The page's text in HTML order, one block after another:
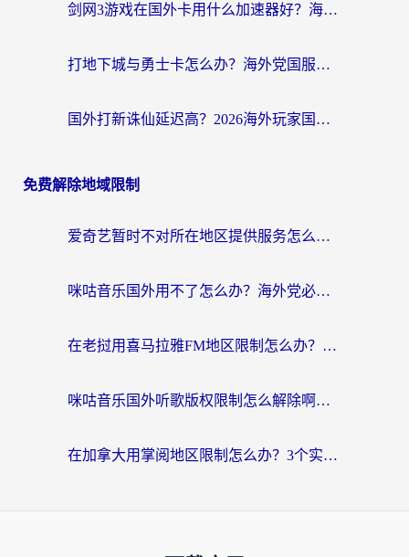
剑网3游戏在国外卡用什么加速器好？海外党亲测有效的国服游戏加速指南
打地下城与勇士卡怎么办？海外党国服游戏加速终极指南（附北美欧洲实测）
国外打新诛仙延迟高？2026海外玩家国服游戏加速器终极指南（附天龙八部闪耀暖暖实测）
免费解除地域限制
爱奇艺暂时不对所在地区提供服务怎么办？海外党亲测有效的追剧解决方案
咪咕音乐国外用不了怎么办？海外党必备的国内内容访问全攻略
在老挝用喜马拉雅FM地区限制怎么办？海外党亲测有效的回国加速方案
咪咕音乐国外听歌版权限制怎么解除啊？海外党亲测有效的回国加速方案
在加拿大用掌阅地区限制怎么办？3个实用技巧帮你轻松解决（附海外华人必备工具）